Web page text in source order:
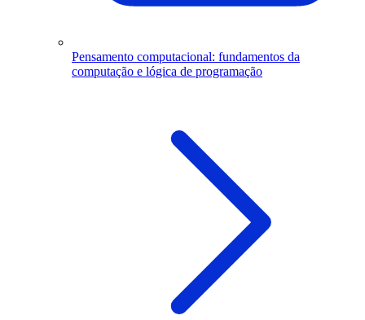
Pensamento computacional: fundamentos da
computação e lógica de programação